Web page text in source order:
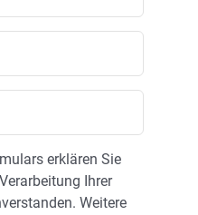
erklären Sie
Ihrer
Weitere